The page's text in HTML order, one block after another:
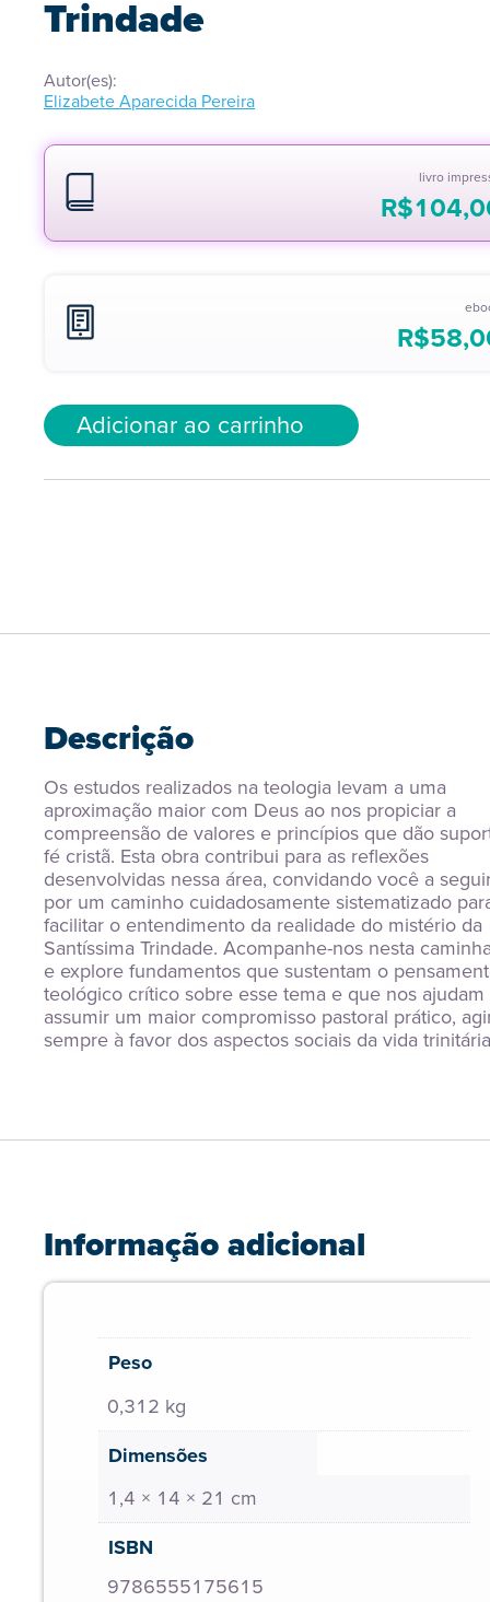
Trindade
Autor(es):
Elizabete Aparecida Pereira
livro
R$
R$
Adicionar ao carrinho
Descrição
Os estudos realizados na teologia levam a uma
aproximação maior com Deus ao nos propiciar a
compreensão de valores e princípios que dão
fé cristã. Esta obra contribui para as reflexões
desenvolvidas nessa área, convidando você a
por um caminho cuidadosamente sistematizado
facilitar o entendimento da realidade do mistério da
Santíssima Trindade. Acompanhe-nos nesta
e explore fundamentos que sustentam o
teológico crítico sobre esse tema e que nos ajudam
assumir um maior compromisso pastoral prático,
sempre à favor dos aspectos sociais da vida
Informação adicional
Peso
0,312 kg
Dimensões
1,4 × 14 × 21 cm
ISBN
9786555175615